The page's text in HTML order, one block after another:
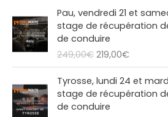
Pau, vendredi 21 et
stage de récupération
de conduire
249,00€
L
e
p
r
i
x
i
n
i
219,00€
e
p
i
x
a
c
Tyrosse, lundi 24 et
stage de récupération
de conduire
L
e
p
r
L
e
p